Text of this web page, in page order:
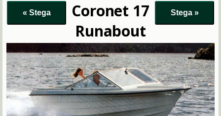
Coronet 17
Runabout